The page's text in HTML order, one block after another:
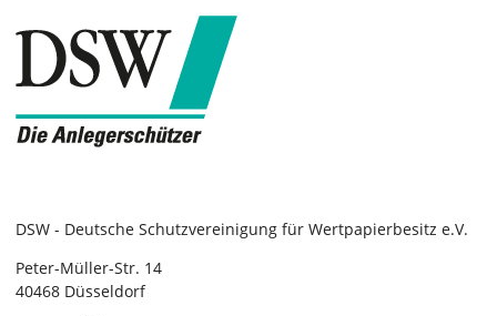
DSW - Deutsche Schutzvereinigung für Wertpapierbesitz e.V.
Peter-Müller-Str. 14
40468 Düsseldorf